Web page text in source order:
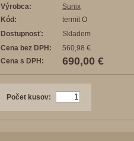
Výrobca:
Sunix
Kód:
termit O
Dostupnosť:
Skladem
Cena bez DPH:
560,98 €
Cena s DPH:
690,00 €
Počet kusov: